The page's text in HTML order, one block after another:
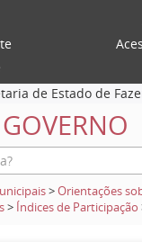
de Estado de
GOVERNO
>Orientações
> Índices de Participação